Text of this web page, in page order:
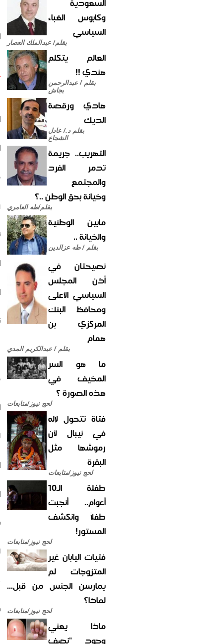
وكابوس الغباء
السياسي
بقلم/ عبدالملك العصار
العالم يتكلم
هندي !!
بقلم / عبدالرحمن
بجاش
هادي ورقصة
الديك
بقلم د./ عادل
الشجاع
التهريب.. جريمة
تدمر الفرد
والمجتمع
وخيانة بحق الوطن ..؟
بقلم/طه العامري
مابين الوطنية
والخيانة ..
بقلم / طه عزالدين
نصيحتان في
أذن المجلس
السياسي الأعلى
ومحافظ البنك
المركزي بن
همام
بقلم / عبدالكريم المدي
ما هو السر
المخيف في
هذه الصورة ؟
لحج نيوز/متابعات
فتاة تتحول لإله
في نيبال لأن
رموشها مثل
البقرة
لحج نيوز/متابعات
طفلة الـ10
أعوام.. أنجبت
طفلاً وانكشف
المستور!
لحج نيوز/متابعات
فتيات اليابان غير
المتزوجات لم
يمارسن الجنس من قبل...
لماذا؟
لحج نيوز/متابعات
ماذا يعني
وجود "نصف